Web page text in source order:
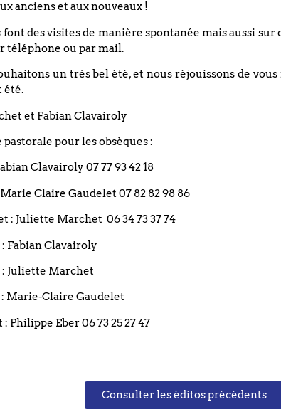
Restez
Les
informatisé géré
anciens et aux nouveaux !
font des visites de manière spontanée mais aussi sur
téléphone ou par mail.
un très bel été, et nous réjouissons de
été.
et Fabian Clavairoly
pour les obsèques :
Clavairoly 07 77 93 42 18
Claire Gaudelet 07 82 82 98 86
: Juliette Marchet 06 34 73 37 74
: Fabian Clavairoly
: Juliette Marchet
: Marie-Claire Gaudelet
: Philippe Eber 06 73 25 27 47
Consulter les éditos précédents